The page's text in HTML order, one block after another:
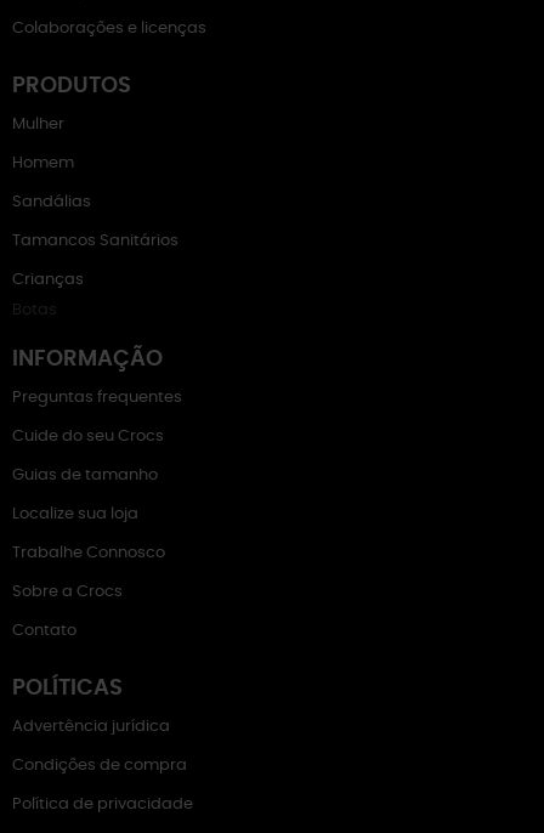
Colaborações e licenças
PRODUTOS
Mulher
Homem
Sandálias
Tamancos Sanitários
Crianças
Botas
INFORMAÇÃO
Preguntas frequentes
Cuide do seu Crocs
Guias de tamanho
Localize sua loja
Trabalhe Connosco
Sobre a Crocs
Contato
POLÍTICAS
Advertência jurídica
Condições de compra
Política de privacidade